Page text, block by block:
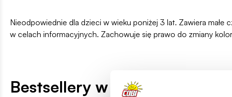
Nieodpowiednie dla dzieci w wieku poniżej 3 lat. Zawiera małe
w celach informacyjnych. Zachowuje się prawo do zmiany
Bestsellery w kategorii